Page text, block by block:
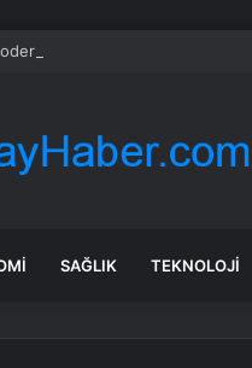
manejler yapılıyor
SAĞLIK TEKNOLOJI